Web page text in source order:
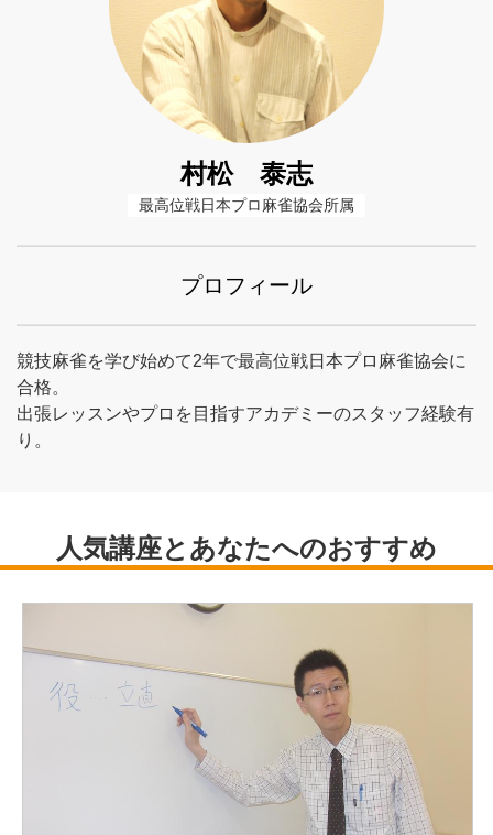
村松 泰志
最高位戦日本プロ麻雀協会所属
プロフィール
競技麻雀を学び始めて2年で最高位戦日本プロ麻雀協会に
合格。
出張レッスンやプロを目指すアカデミーのスタッフ経験有
り。